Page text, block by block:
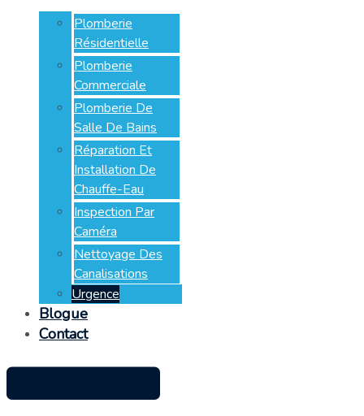
Plomberie
Résidentielle
Plomberie
Commerciale
Plomberie De
Salle De Bains
Réparation Et
Installation De
Chauffe-Eau
Inspection Par
Caméra
Nettoyage Des
Canalisations
Urgence
Blogue
Contact